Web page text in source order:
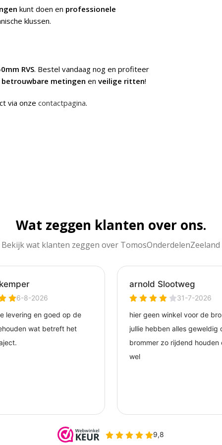
kunt doen en professionele
klussen.
RVS. Bestel vandaag nog en profiteer
betrouwbare metingen en veilige ritten!
via onze contactpagina.
Wat zeggen klanten over ons.
Bekijk wat klanten zeggen over TomosOnderdelenZeeland